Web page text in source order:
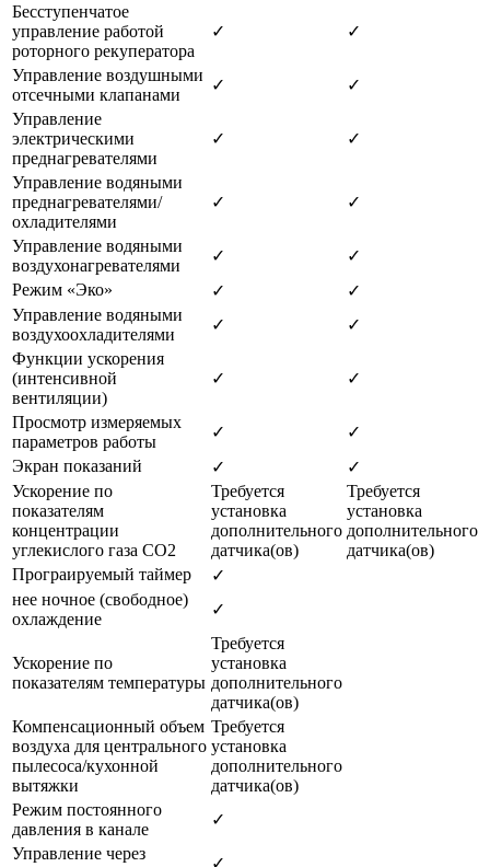
Бесступенчатое
управление работой
роторного рекуператора
✓ ✓
Управление воздушными
отсечными клапанами
✓
✓
Управление
электрическими
преднагревателями
✓ ✓
Управление водяными
преднагревателями/
охладителями
✓ ✓
Управление водяными
воздухонагревателями
✓
✓
Режим «Эко»
✓
✓
Управление водяными
воздухоохладителями
✓
✓
Функции ускорения
(интенсивной
вентиляции)
✓ ✓
Просмотр измеряемых
параметров работы
✓
✓
Экран показаний
✓
✓
Ускорение по
показателям
концентрации
углекислого газа CO2
Требуется
установка
дополнительного
датчика(ов)
Требуется
установка
дополнительного
датчика(ов)
Програируемый таймер
✓
нее ночное (свободное)
охлаждение
✓
Ускорение по
показателям температуры
Требуется
установка
дополнительного
датчика(ов)
Компенсационный объем
воздуха для центрального
пылесоса/кухонной
вытяжки
Требуется
установка
дополнительного
датчика(ов)
Режим постоянного
давления в канале
✓
Управление через
✓